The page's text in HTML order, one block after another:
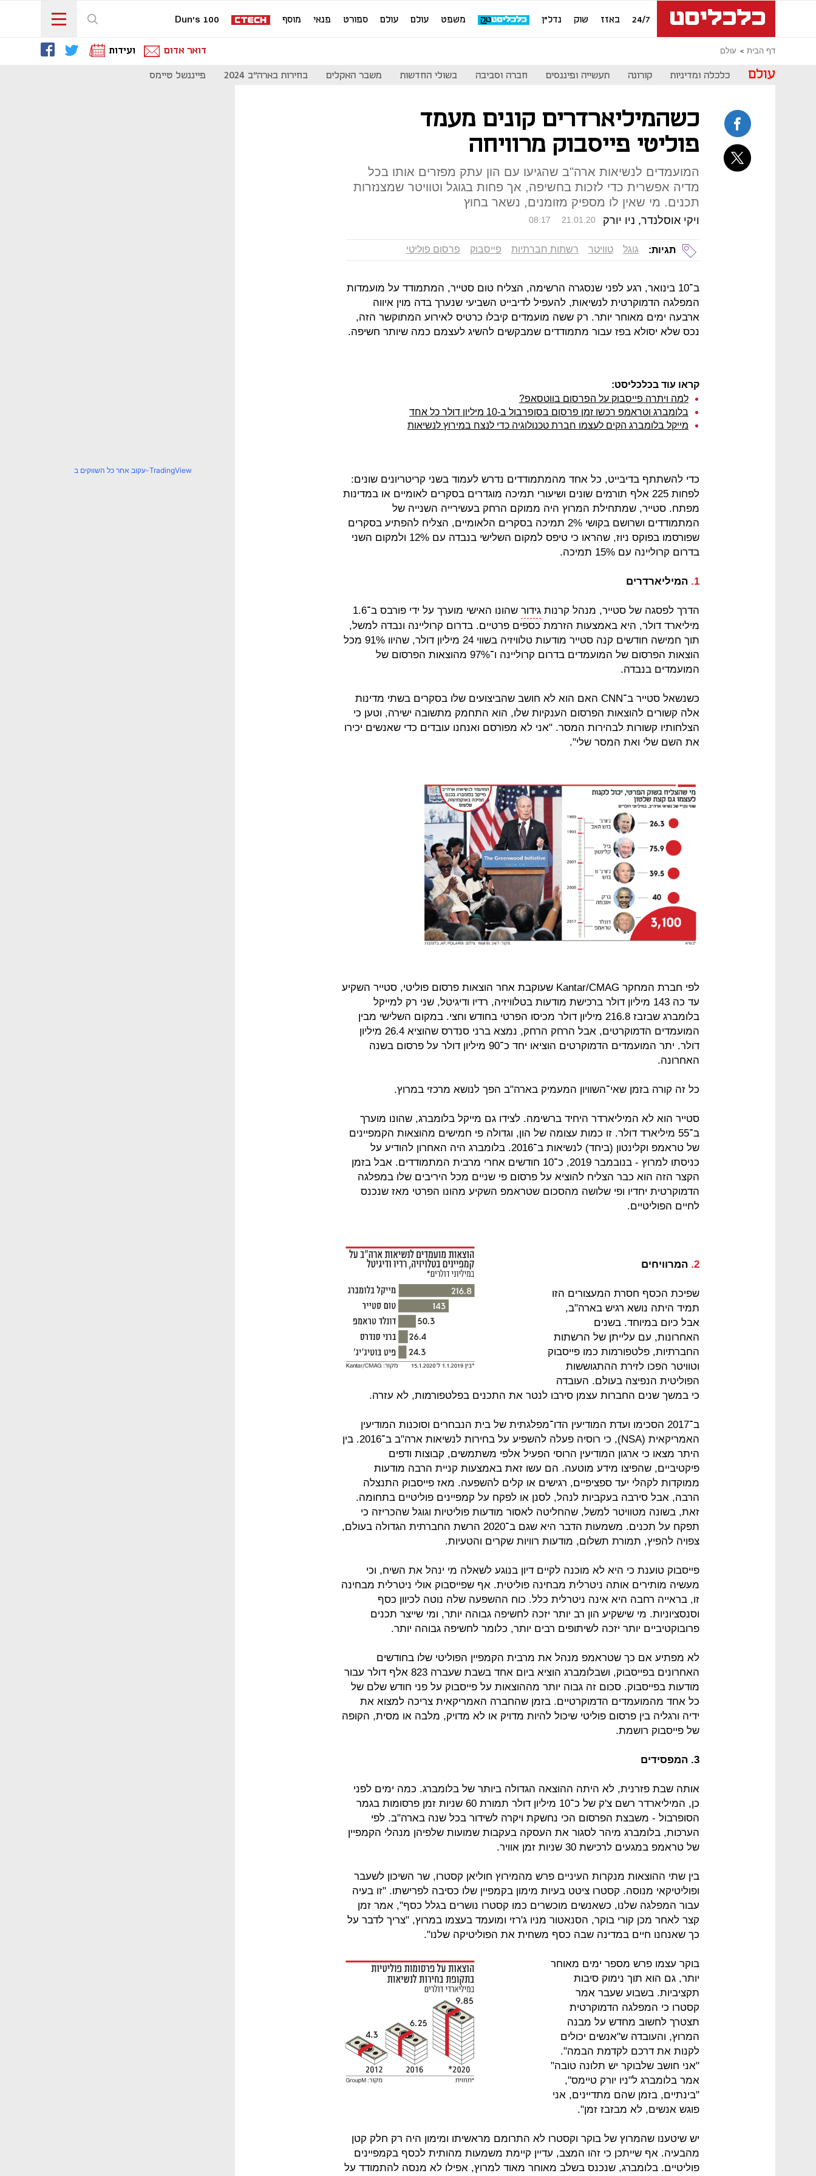
24/7 באזז שוק נדל"ן משפט עולם עולם ספורט פנאי מוסף Dun's 100
דף הבית עולם דואר אדום ועידות
עולם כלכלה ומדיניות קורונה תעשייה ופיננסים חברה וסביבה בשולי החדשות משבר האקלים בחירות בארה"ב 2024 פייננשל טיימס
כשהמיליארדרים קונים מעמד
פוליטי פייסבוק מרוויחה
המועמדים לנשיאות ארה"ב שהגיעו עם הון עתק מפזרים אותו בכל
מדיה אפשרית כדי לזכות בחשיפה, אך פחות בגוגל וטוויטר שמצנזרות
תכנים. מי שאין לו מספיק מזומנים, נשאר בחוץ
ויקי אוסלנדר, ניו יורק 08:17 21.01.20
תגיות: גוגל טוויטר רשתות חברתיות פייסבוק פרסום פוליטי
ב־10 בינואר, רגע לפני שנסגרה הרשימה, הצליח טום סטייר, המתמודד על מועמדות
המפלגה הדמוקרטית לנשיאות, להעפיל לדיבייט השביעי שנערך בדה מוין איווה
ארבעה ימים מאוחר יותר. רק ששה מועמדים קיבלו כרטיס לאירוע המתוקשר הזה,
נכס שלא יסולא בפז עבור מתמודדים שמבקשים להשיג לעצמם כמה שיותר חשיפה.
קראו עוד בכלכליסט:
למה ויתרה פייסבוק על הפרסום בווטסאפ?
בלומברג וטראמפ רכשו זמן פרסום בסופרבול ב-10 מיליון דולר כל אחד
מייקל בלומברג הקים לעצמו חברת טכנולוגיה כדי לנצח במירוץ לנשיאות
כדי להשתתף בדיבייט, כל אחד מהמתמודדים נדרש לעמוד בשני קריטריונים שונים:
לפחות 225 אלף תורמים שונים ושיעורי תמיכה מוגדרים בסקרים לאומיים או במדינות
מפתח. סטייר, שמתחילת המרוץ היה ממוקם הרחק בעשירייה השנייה של
המתמודדים ושרושם בקושי 2% תמיכה בסקרים הלאומיים, הצליח להפתיע בסקרים
שפורסמו בפוקס ניוז, שהראו כי טיפס למקום השלישי בנבדה עם 12% ולמקום השני
בדרום קרוליינה עם 15% תמיכה.
1. המיליארדרים
הדרך לפסגה של סטייר, מנהל קרנות גידור
שהונו האישי מוערך על ידי פורבס ב־1.6
מיליארד דולר, היא באמצעות הזרמת כספים פרטיים. בדרום קרוליינה ונבדה למשל,
תוך חמישה חודשים קנה סטייר מודעות טלוויזיה בשווי 24 מיליון דולר, שהיוו 91% מכל
הוצאות הפרסום של המועמדים בדרום קרוליינה ו־97% מהוצאות הפרסום של
המועמדים בנבדה.
כשנשאל סטייר ב־CNN האם הוא לא חושב שהביצועים שלו בסקרים בשתי מדינות
אלה קשורים להוצאות הפרסום הענקיות שלו, הוא התחמק מתשובה ישירה, וטען כי
הצלחותיו קשורות לבהירות המסר. "אני לא מפורסם ואנחנו עובדים כדי שאנשים יכירו
את השם שלי ואת המסר שלי".
לפי חברת המחקר Kantar/CMAG שעוקבת אחר הוצאות פרסום פוליטי, סטייר השקיע
עד כה 143 מיליון דולר ברכישת מודעות בטלוויזיה, רדיו ודיגיטל, שני רק למייקל
בלומברג שבזבז 216.8 מיליון דולר מכיסו הפרטי בחודש וחצי. במקום השלישי מבין
המועמדים הדמוקרטים, אבל הרחק הרחק, נמצא ברני סנדרס שהוציא 26.4 מיליון
דולר. יתר המועמדים הדמוקרטים הוציאו יחד כ־90 מיליון דולר על פרסום בשנה
האחרונה.
כל זה קורה בזמן שאי־השוויון המעמיק בארה"ב הפך לנושא מרכזי במרוץ.
סטייר הוא לא המיליארדר היחיד ברשימה. לצידו גם מייקל בלומברג, שהונו מוערך
ב־55 מיליארד דולר. זו כמות עצומה של הון, וגדולה פי חמישים מהוצאות הקמפיינים
של טראמפ וקלינטון (ביחד) לנשיאות ב־2016. בלומברג היה האחרון להודיע על
כניסתו למרוץ - בנובמבר 2019, כ־10 חודשים אחרי מרבית המתמודדים. אבל בזמן
הקצר הזה הוא כבר הצליח להוציא על פרסום פי שניים מכל היריבים שלו במפלגה
הדמוקרטית יחדיו ופי שלושה מהסכום שטראמפ השקיע מהונו הפרטי מאז שנכנס
לחיים הפוליטיים.
2. המרוויחים
שפיכת הכסף חסרת המעצורים הזו
תמיד היתה נושא רגיש בארה"ב,
אבל כיום במיוחד. בשנים
האחרונות, עם עלייתן של הרשתות
החברתיות, פלטפורמות כמו פייסבוק
וטוויטר הפכו לזירת ההתגוששות
הפוליטית הנפיצה בעולם. העובדה
כי במשך שנים החברות עצמן סירבו לנטר את התכנים בפלטפורמות, לא עזרה.
ב־2017 הסכימו ועדת המודיעין הדו־מפלגתית של בית הנבחרים וסוכנות המודיעין
האמריקאית (NSA), כי רוסיה פעלה להשפיע על בחירות לנשיאות ארה"ב ב־2016. בין
היתר מצאו כי ארגון המודיעין הרוסי הפעיל אלפי משתמשים, קבוצות ודפים
פיקטיביים, שהפיצו מידע מוטעה. הם עשו זאת באמצעות קניית הרבה מודעות
ממוקדות לקהלי יעד ספציפיים, רגישים או קלים להשפעה. מאז פייסבוק התנצלה
הרבה, אבל סירבה בעקביות לנהל, לסנן או לפקח על קמפיינים פוליטיים בתחומה.
זאת, בשונה מטוויטר למשל, שהחליטה לאסור מודעות פוליטיות וגוגל שהכריזה כי
תפקח על תכנים. משמעות הדבר היא שגם ב־2020 הרשת החברתית הגדולה בעולם,
צפויה להפיץ, תמורת תשלום, מודעות רוויות שקרים והטעיות.
פייסבוק טוענת כי היא לא מוכנה לקיים דיון בנוגע לשאלה מי ינהל את השיח, וכי
מעשיה מותירים אותה ניטרלית מבחינה פוליטית. אף שפייסבוק אולי ניטרלית מבחינה
זו, בראייה רחבה היא אינה ניטרלית כלל. כוח ההשפעה שלה נוטה לכיוון כסף
וסנסציוניות. מי שישקיע הון רב יותר יזכה לחשיפה גבוהה יותר, ומי שייצר תכנים
פרובוקטיביים יותר יזכה לשיתופים רבים יותר, כלומר לחשיפה גבוהה יותר.
לא מפתיע אם כך שטראמפ מנהל את מרבית הקמפיין הפוליטי שלו בחודשים
האחרונים בפייסבוק, ושבלומברג הוציא ביום אחד בשבת שעברה 823 אלף דולר עבור
מודעות בפייסבוק. סכום זה גבוה יותר מההוצאות על פייסבוק על פני חודש שלם של
כל אחד מהמועמדים הדמוקרטיים. בזמן שהחברה האמריקאית צריכה למצוא את
ידיה ורגליה בין פרסום פוליטי שיכול להיות מדויק או לא מדויק, מלבה או מסית, הקופה
של פייסבוק רושמת.
3. המפסידים
אותה שבת פזרנית, לא היתה ההוצאה הגדולה ביותר של בלומברג. כמה ימים לפני
כן, המיליארדר רשם צ'ק של כ־10 מיליון דולר תמורת 60 שניות זמן פרסומות בגמר
הסופרבול - משבצת הפרסום הכי נחשקת ויקרה לשידור בכל שנה בארה"ב. לפי
הערכות, בלומברג מיהר לסגור את העסקה בעקבות שמועות שלפיהן מנהלי הקמפיין
של טראמפ במגעים לרכישת 30 שניות זמן אוויר.
בין שתי ההוצאות מנקרות העיניים פרש מהמירוץ חוליאן קסטרו, שר השיכון לשעבר
ופוליטיקאי מנוסה. קסטרו ציטט בעיות מימון בקמפיין שלו כסיבה לפרישתו. "זו בעיה
עבור המפלגה שלנו, כשאנשים מוכשרים כמו קסטרו נושרים בגלל כסף", אמר זמן
קצר לאחר מכן קורי בוקר, הסנאטור מניו ג'רזי ומועמד בעצמו במרוץ, "צריך לדבר על
כך שאנחנו חיים במדינה שבה כסף משחית את הפוליטיקה שלנו".
בוקר עצמו פרש מספר ימים מאוחר
יותר, גם הוא תוך נימוק סיבות
תקציביות. בשבוע שעבר אמר
קסטרו כי המפלגה הדמוקרטית
תצטרך לחשוב מחדש על מבנה
המרוץ, והעובדה ש"אנשים יכולים
לקנות את דרכם לקדמת הבמה".
"אני חושב שלבוקר יש תלונה טובה"
אמר בלומברג ל"ניו יורק טיימס",
"בינתיים, בזמן שהם מתדיינים, אני
פוגש אנשים, לא מבזבז זמן".
יש שיטענו שהמרוץ של בוקר וקסטרו לא התרומם מראשיתו ומימון היה רק חלק קטן
מהבעיה. אף שייתכן כי זהו המצב, עדיין קיימת משמעות מהותית לכסף בקמפיינים
פוליטיים. בלומברג, שנכנס בשלב מאוחר מאוד למרוץ, אפילו לא מנסה להתמודד על
עקוב אחר כל השווקים ב-TradingView